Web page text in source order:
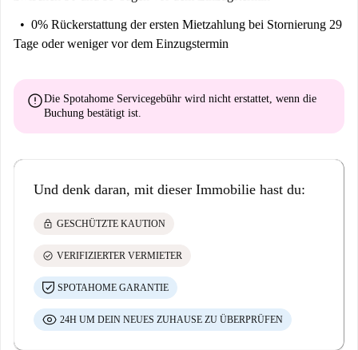
0% Rückerstattung der ersten Mietzahlung bei Stornierung 29
Tage oder weniger vor dem Einzugstermin
errorDie Spotahome Servicegebühr wird nicht erstattet, wenn die
Buchung bestätigt ist.
Und denk daran, mit dieser Immobilie hast du:
lock GESCHÜTZTE KAUTION
check_circle VERIFIZIERTER VERMIETER
SPOTAHOME GARANTIE
24H UM DEIN NEUES ZUHAUSE ZU ÜBERPRÜFEN